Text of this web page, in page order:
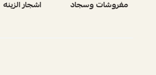
مفروشات وسجاد بوفيه